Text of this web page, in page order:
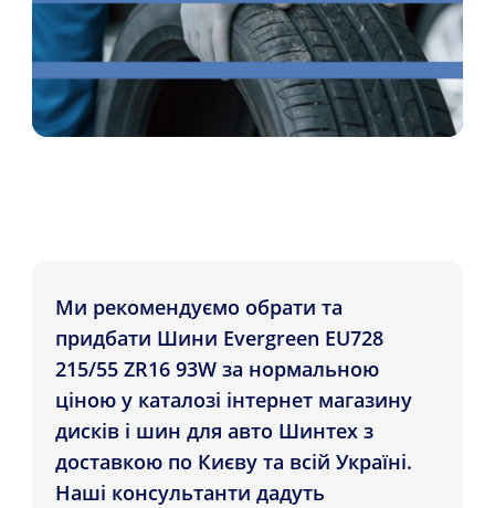
Ми рекомендуємо обрати та
придбати Шини Evergreen EU728
215/55 ZR16 93W за нормальною
ціною у каталозі інтернет магазину
дисків і шин для авто Шинтех з
доставкою по Києву та всій Україні.
Наші консультанти дадуть